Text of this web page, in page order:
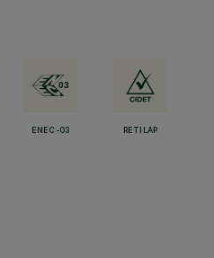
ENEC-03 RETILAP